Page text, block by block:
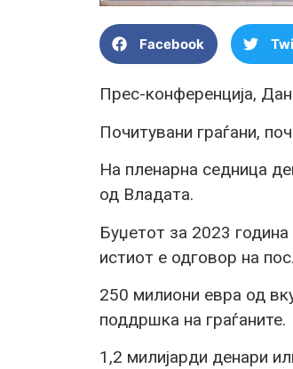
Facebook
Прес-конференција,
Почитувани граѓани,
На пленарна седница
од Владата.
Буџетот за 2023
истиот е одговор на
250 милиони евра од
поддршка на граѓаните.
1,2 милијарди денари